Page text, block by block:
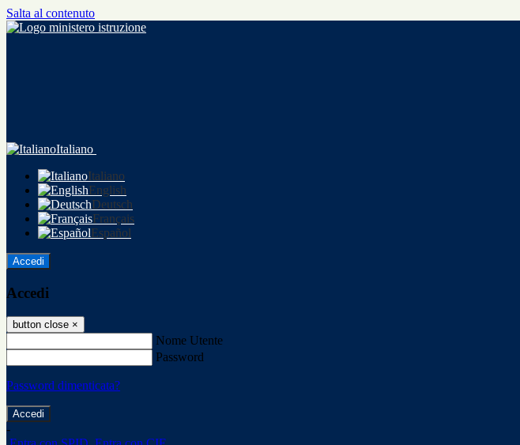
Salta al contenuto
Italiano
Italiano
English
Deutsch
Français
Español
Accedi
Accedi
button close ×
Nome Utente
Password
Password dimenticata?
-